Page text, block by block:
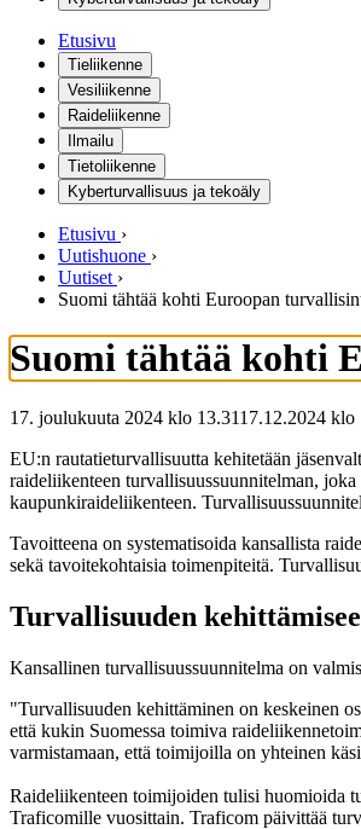
Etusivu
Tieliikenne
Vesiliikenne
Raideliikenne
Ilmailu
Tietoliikenne
Kyberturvallisuus ja tekoäly
Etusivu ›
Uutishuone ›
Uutiset ›
Suomi tähtää kohti Euroopan
Suomi tähtää kohti
17. joulukuuta 2024 klo 13.3117.12.2024 klo
EU:n rautatieturvallisuutta kehitetään
raideliikenteen turvallisuussuunnitelman,
kaupunkiraideliikenteen.
Tavoitteena on systematisoida kansallista
sekä tavoitekohtaisia toimenpiteitä.
Turvallisuuden
Kansallinen turvallisuussuunnitelma on
"Turvallisuuden kehittäminen on keskeinen
että kukin Suomessa toimiva
varmistamaan, että toimijoilla on yhteinen
Raideliikenteen toimijoiden tulisi huomioida
Traficomille vuosittain. Traficom päivittää